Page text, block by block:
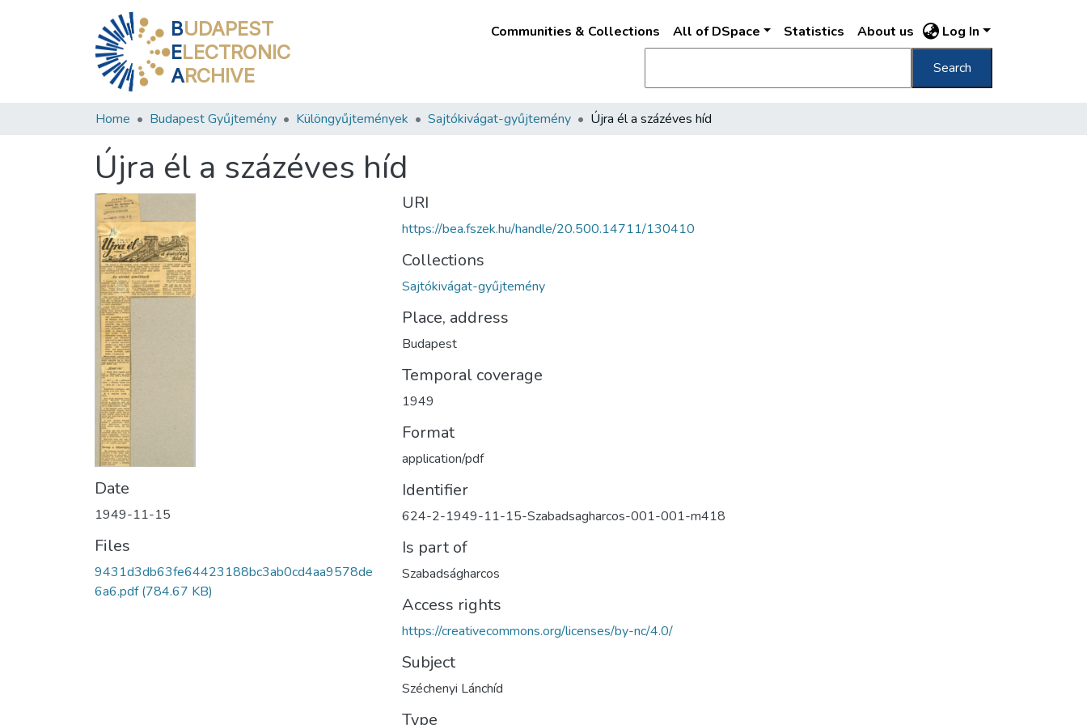
BUDAPEST
ELECTRONIC
ARCHIVE
Communities & Collections All of DSpace Statistics About us Log In
Search
Home Budapest Gyűjtemény Különgyűjtemények Sajtókivágat-gyűjtemény Újra él a százéves híd
Újra él a százéves híd
Date
1949-11-15
Files
9431d3db63fe64423188bc3ab0cd4aa9578de
6a6.pdf(784.67 KB)
URI
https://bea.fszek.hu/handle/20.500.14711/130410
Collections
Sajtókivágat-gyűjtemény
Place, address
Budapest
Temporal coverage
1949
Format
application/pdf
Identifier
624-2-1949-11-15-Szabadsagharcos-001-001-m418
Is part of
Szabadságharcos
Access rights
https://creativecommons.org/licenses/by-nc/4.0/
Subject
Széchenyi Lánchíd
Type